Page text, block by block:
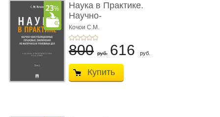
Наука в Практике.
Научно-
консультационные (пра
...
Кочои С.М.
800 руб. 616 руб.
Купить